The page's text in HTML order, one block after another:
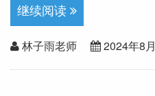
继续阅读
林子雨老师 2024年8